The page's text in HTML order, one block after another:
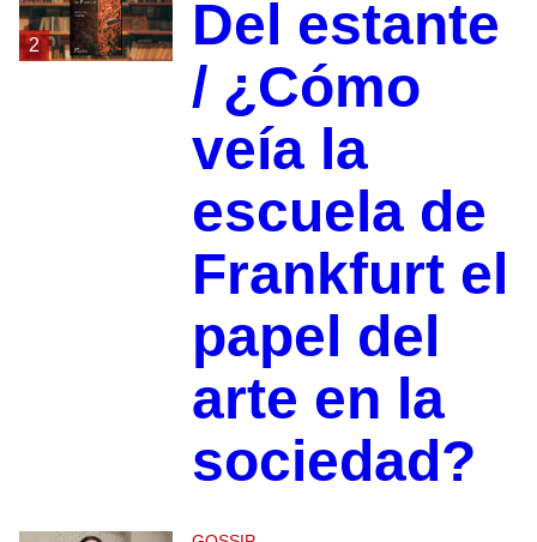
2
Del estante
/ ¿Cómo
veía la
escuela de
Frankfurt el
papel del
arte en la
sociedad?